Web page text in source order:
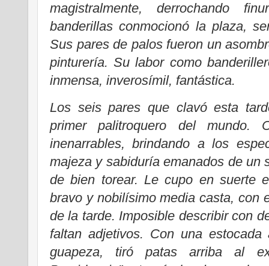
magistralmente, derrochando
banderillas conmocionó la plaza,
Sus pares de palos fueron un
pinturería. Su labor como
inmensa, inverosímil, fantástica.
Los seis pares que clavó esta
primer palitroquero del mundo.
inenarrables, brindando a los
majeza y sabiduría emanados de un
de bien torear. Le cupo en suerte
bravo y nobilísimo media casta, con
de la tarde. Imposible describir con
faltan adjetivos. Con una
guapeza, tiró patas arriba al